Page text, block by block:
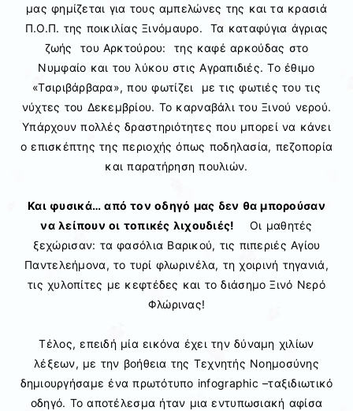
μας φημίζεται για τους αμπελώνες της και τα κρασιά
Π.Ο.Π. της ποικιλίας Ξινόμαυρο. Τα καταφύγια άγριας
ζωής του Αρκτούρου: της καφέ αρκούδας στο
Νυμφαίο και του λύκου στις Αγραπιδιές. Το έθιμο
«Τσιριβάρβαρα», που φωτίζει με τις φωτιές του τις
νύχτες του Δεκεμβρίου. Το καρναβάλι του Ξινού νερού.
Υπάρχουν πολλές δραστηριότητες που μπορεί να κάνει
ο επισκέπτης της περιοχής όπως ποδηλασία, πεζοπορία
και παρατήρηση πουλιών.
Και φυσικά… από τον οδηγό μας δεν θα μπορούσαν
να λείπουν οι τοπικές λιχουδιές!
Οι μαθητές
ξεχώρισαν: τα φασόλια Βαρικού, τις πιπεριές Αγίου
Παντελεήμονα, το τυρί φλωρινέλα, τη χοιρινή τηγανιά,
τις χυλοπίτες με κεφτέδες και το διάσημο Ξινό Νερό
Φλώρινας!
Τέλος, επειδή μία εικόνα έχει την δύναμη χιλίων
λέξεων, με την βοήθεια της Τεχνητής Νοημοσύνης
δημιουργήσαμε ένα πρωτότυπο infographic –ταξιδιωτικό
οδηγό. Το αποτέλεσμα ήταν μια εντυπωσιακή αφίσα